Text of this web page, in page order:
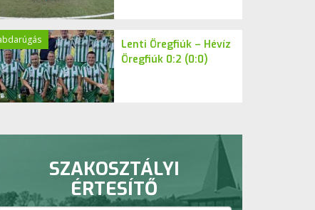
Lenti Öregfiúk – Hévíz
Öregfiúk 0:2 (0:0)
SZAKOSZTÁLYI
ÉRTESÍTŐ